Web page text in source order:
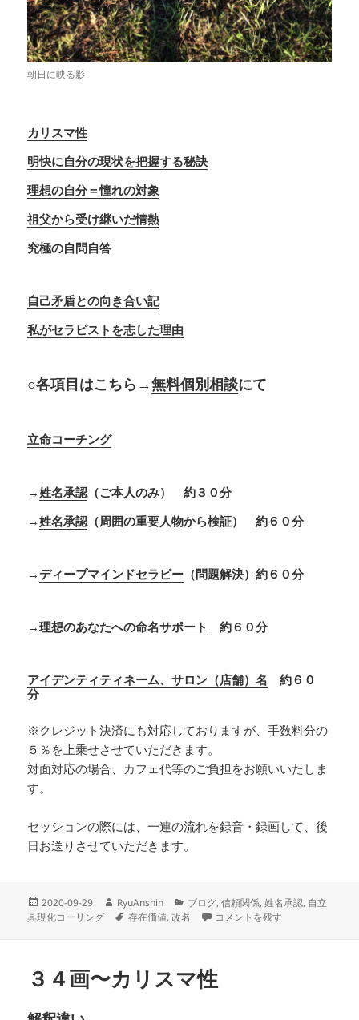
朝日に映る影
カリスマ性
明快に自分の現状を把握する秘訣
理想の自分＝憧れの対象
祖父から受け継いだ情熱
究極の自問自答
自己矛盾との向き合い記
私がセラピストを志した理由
○各項目はこちら→無料個別相談にて
立命コーチング
→姓名承認 （ご本人のみ） 約３０分
→姓名承認 （周囲の重要人物から検証） 約６０分
→ディープマインドセラピー （問題解決）約６０分
→理想のあなたへの命名サポート 約６０分
アイデンティティネーム、サロン（店舗）名 約６０
分
※クレジット決済にも対応しておりますが、手数料分の
５％を上乗せさせていただきます。
対面対応の場合、カフェ代等のご負担をお願いいたしま
す。
セッションの際には、一連の流れを録音・録画して、後
日お送りさせていただきます。
投
稿
2020-09-29
作
成
RyuAnshin
カ
テ
ブログ,信頼関係,姓名承認, 自立
具現化コーリング
タ
存在価値,改名 あなたにお名前がある理由 に
コメントを残す
３４画〜カリスマ性